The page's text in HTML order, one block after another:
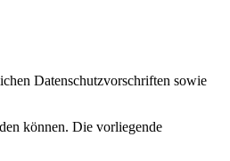
Datenschutzvorschriften sowie
können. Die vorliegende